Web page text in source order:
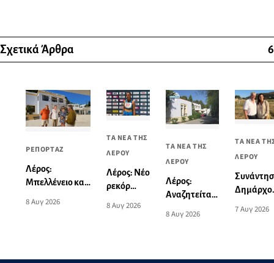
Σχετικά Άρθρα 6
ΡΕΠΟΡΤΑΖ
Λέρος:
Μπελλένειο και
αλλάζουν όψη
8 Αυγ 2026
ΤΑ ΝΕΑ ΤΗΣ
ΛΕΡΟΥ
Λέρος: Νέο
ρεκόρ
Αιγαίου
8 Αυγ 2026
ΤΑ ΝΕΑ ΤΗΣ
ΛΕΡΟΥ
Λέρος:
Αναζητείται
για την
8 Αυγ 2026
ΤΑ ΝΕΑ
ΛΕΡΟΥ
7 Αυγ 2026